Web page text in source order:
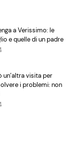
a Verissimo: le
e quelle di un padre
un’altra visita per
i problemi: non